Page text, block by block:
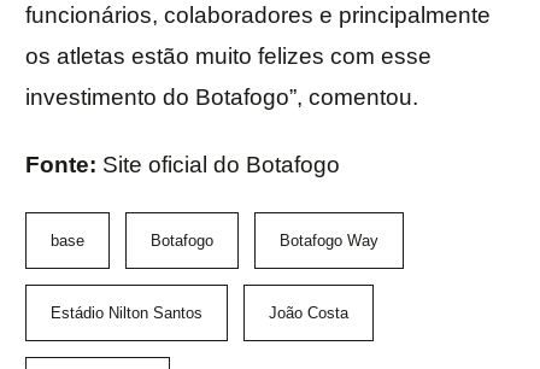
funcionários, colaboradores e principalmente
os atletas estão muito felizes com esse
investimento do Botafogo”, comentou.
Fonte: Site oficial do Botafogo
base Botafogo Botafogo Way
Estádio Nilton Santos João Costa